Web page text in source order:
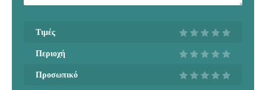
Τιμές
Περιοχή
Προσωπικό